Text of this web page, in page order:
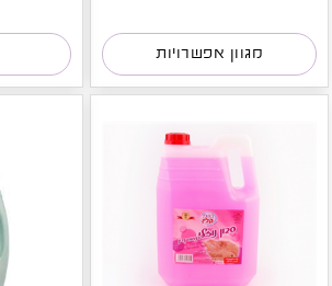
מגוון אפשרויות